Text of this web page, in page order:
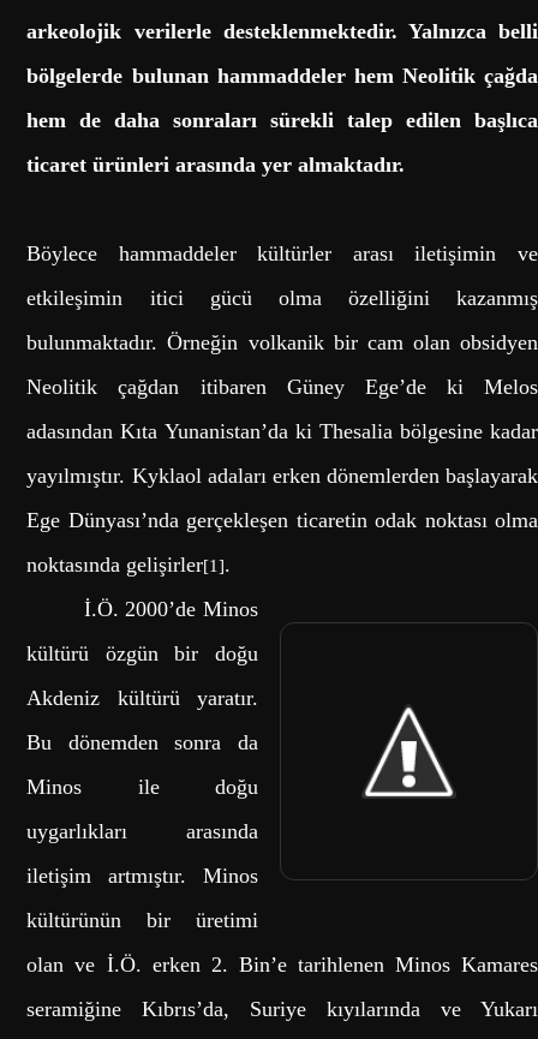
arkeolojik verilerle desteklenmektedir. Yalnızca belli
bölgelerde bulunan hammaddeler hem Neolitik çağda
hem de daha sonraları sürekli talep edilen başlıca
ticaret ürünleri arasında yer almaktadır.
Böylece hammaddeler kültürler arası iletişimin ve
etkileşimin itici gücü olma özelliğini kazanmış
bulunmaktadır. Örneğin volkanik bir cam olan obsidyen
Neolitik çağdan itibaren Güney Ege’de ki Melos
adasından Kıta Yunanistan’da ki Thesalia bölgesine kadar
yayılmıştır. Kyklaol adaları erken dönemlerden başlayarak
Ege Dünyası’nda gerçekleşen ticaretin odak noktası olma
noktasında gelişirler[1].
İ.Ö. 2000’de Minos
kültürü özgün bir doğu
Akdeniz kültürü yaratır.
Bu dönemden sonra da
Minos ile doğu
uygarlıkları arasında
iletişim artmıştır. Minos
kültürünün bir üretimi
olan ve İ.Ö. erken 2. Bin’e tarihlenen Minos Kamares
seramiğine Kıbrıs’da, Suriye kıyılarında ve Yukarı